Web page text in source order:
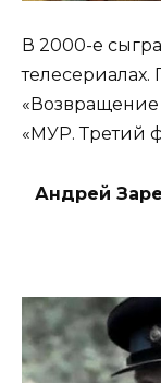
В 2000-е
телесериалах.
«Возвращение
«МУР. Третий
Андрей